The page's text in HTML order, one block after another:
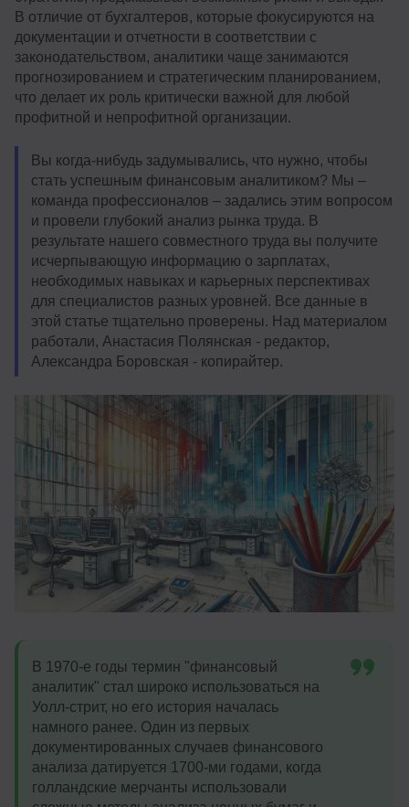
В отличие от бухгалтеров, которые фокусируются на
документации и отчетности в соответствии с
законодательством, аналитики чаще занимаются
прогнозированием и стратегическим планированием,
что делает их роль критически важной для любой
профитной и непрофитной организации.
Вы когда-нибудь задумывались, что нужно, чтобы
стать успешным финансовым аналитиком? Мы –
команда профессионалов – задались этим вопросом
и провели глубокий анализ рынка труда. В
результате нашего совместного труда вы получите
исчерпывающую информацию о зарплатах,
необходимых навыках и карьерных перспективах
для специалистов разных уровней. Все данные в
этой статье тщательно проверены. Над материалом
работали, Анастасия Полянская - редактор,
Александра Боровская - копирайтер.
В 1970-е годы термин "финансовый
аналитик" стал широко использоваться на
Уолл-стрит, но его история началась
намного ранее. Один из первых
документированных случаев финансового
анализа датируется 1700-ми годами, когда
голландские мерчанты использовали